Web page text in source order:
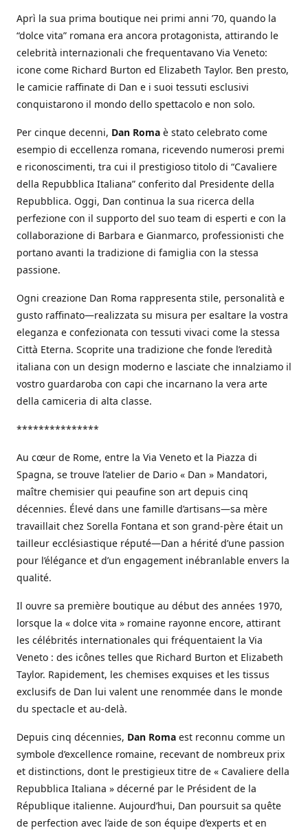
Aprì la sua prima boutique nei primi anni ’70, quando la
“dolce vita” romana era ancora protagonista, attirando le
celebrità internazionali che frequentavano Via Veneto:
icone come Richard Burton ed Elizabeth Taylor. Ben presto,
le camicie raffinate di Dan e i suoi tessuti esclusivi
conquistarono il mondo dello spettacolo e non solo.
Per cinque decenni, Dan Roma è stato celebrato come
esempio di eccellenza romana, ricevendo numerosi premi
e riconoscimenti, tra cui il prestigioso titolo di “Cavaliere
della Repubblica Italiana” conferito dal Presidente della
Repubblica. Oggi, Dan continua la sua ricerca della
perfezione con il supporto del suo team di esperti e con la
collaborazione di Barbara e Gianmarco, professionisti che
portano avanti la tradizione di famiglia con la stessa
passione.
Ogni creazione Dan Roma rappresenta stile, personalità e
gusto raffinato—realizzata su misura per esaltare la vostra
eleganza e confezionata con tessuti vivaci come la stessa
Città Eterna. Scoprite una tradizione che fonde l’eredità
italiana con un design moderno e lasciate che innalziamo il
vostro guardaroba con capi che incarnano la vera arte
della camiceria di alta classe.
***************
Au cœur de Rome, entre la Via Veneto et la Piazza di
Spagna, se trouve l’atelier de Dario « Dan » Mandatori,
maître chemisier qui peaufine son art depuis cinq
décennies. Élevé dans une famille d’artisans—sa mère
travaillait chez Sorella Fontana et son grand-père était un
tailleur ecclésiastique réputé—Dan a hérité d’une passion
pour l’élégance et d’un engagement inébranlable envers la
qualité.
Il ouvre sa première boutique au début des années 1970,
lorsque la « dolce vita » romaine rayonne encore, attirant
les célébrités internationales qui fréquentaient la Via
Veneto : des icônes telles que Richard Burton et Elizabeth
Taylor. Rapidement, les chemises exquises et les tissus
exclusifs de Dan lui valent une renommée dans le monde
du spectacle et au-delà.
Depuis cinq décennies, Dan Roma est reconnu comme un
symbole d’excellence romaine, recevant de nombreux prix
et distinctions, dont le prestigieux titre de « Cavaliere della
Repubblica Italiana » décerné par le Président de la
République italienne. Aujourd’hui, Dan poursuit sa quête
de perfection avec l’aide de son équipe d’experts et en